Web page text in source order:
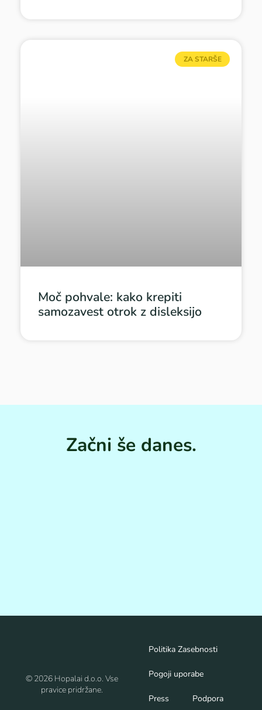
ZA STARŠE
Moč pohvale: kako krepiti
samozavest otrok z disleksijo
Začni še danes.
© 2026 Hopalai d.o.o. Vse
pravice pridržane.
Politika Zasebnosti
Pogoji uporabe
Press Podpora